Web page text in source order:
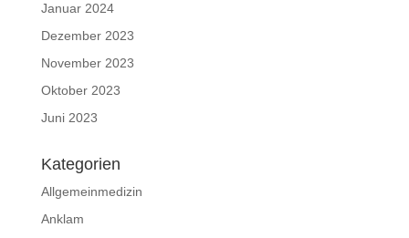
Januar 2024
Dezember 2023
November 2023
Oktober 2023
Juni 2023
Kategorien
Allgemeinmedizin
Anklam